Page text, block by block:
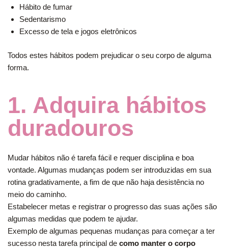
Hábito de fumar
Sedentarismo
Excesso de tela e jogos eletrônicos
Todos estes hábitos podem prejudicar o seu corpo de alguma
forma.
1. Adquira hábitos
duradouros
Mudar hábitos não é tarefa fácil e requer disciplina e boa
vontade. Algumas mudanças podem ser introduzidas em sua
rotina gradativamente, a fim de que não haja desistência no
meio do caminho.
Estabelecer metas e registrar o progresso das suas ações são
algumas medidas que podem te ajudar.
Exemplo de algumas pequenas mudanças para começar a ter
sucesso nesta tarefa principal de como manter o corpo